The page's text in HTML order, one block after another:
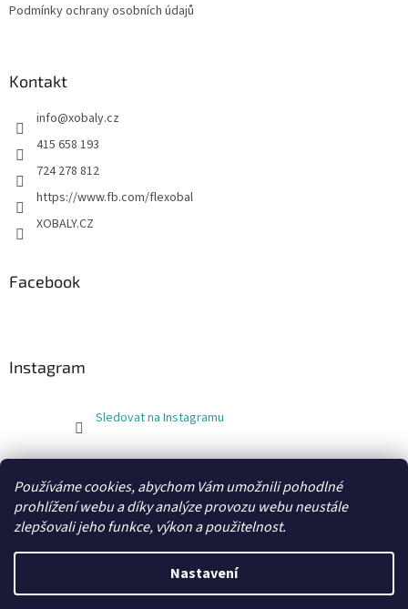
Používáme cookies, abychom Vám umožnili pohodlné
prohlížení webu a díky analýze provozu webu neustále
zlepšovali jeho funkce, výkon a použitelnost.
Nastavení
Podmínky ochrany osobních údajů
Kontakt
info@xobaly.cz
415 658 193
724 278 812
https://www.fb.com/flexobal
XOBALY.CZ
Facebook
Instagram
Sledovat na Instagramu